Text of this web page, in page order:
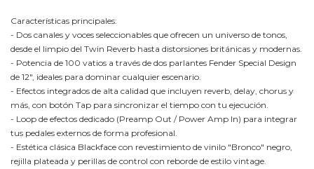
Características principales:
- Dos canales y voces seleccionables que ofrecen un universo de tonos,
desde el limpio del Twin Reverb hasta distorsiones británicas y modernas.
- Potencia de 100 vatios a través de dos parlantes Fender Special Design
de 12", ideales para dominar cualquier escenario.
- Efectos integrados de alta calidad que incluyen reverb, delay, chorus y
más, con botón Tap para sincronizar el tiempo con tu ejecución.
- Loop de efectos dedicado (Preamp Out / Power Amp In) para integrar
tus pedales externos de forma profesional.
- Estética clásica Blackface con revestimiento de vinilo "Bronco" negro,
rejilla plateada y perillas de control con reborde de estilo vintage.